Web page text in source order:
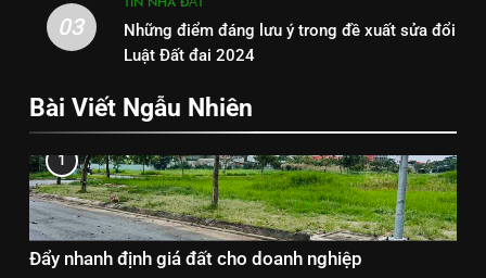
03
Những điểm đáng lưu ý trong đề xuất sửa đổi
Luật Đất đai 2024
Bài Viết Ngẫu Nhiên
1
Đẩy nhanh định giá đất cho doanh nghiệp